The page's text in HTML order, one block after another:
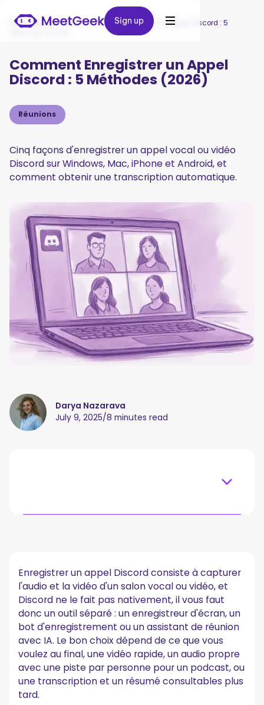
Sign up
Sign up
MeetGeek / Blog / Comment Enregistrer un Appel Discord : 5
Comment Enregistrer un Appel
Discord : 5 Méthodes (2026)
Réunions
Cinq façons d'enregistrer un appel vocal ou vidéo
Discord sur Windows, Mac, iPhone et Android, et
comment obtenir une transcription automatique.
Darya Nazarava
July 9, 2025/8 minutes read
Comment Enregistrer un Appel Discord sur Mac
(QuickTime Player)
Comment Enregistrer un Appel Discord sur iPhone
Comment Enregistrer un Appel Discord sur Android
Enregistrez un Appel Discord avec Transcription
Automatique (MeetGeek)
Comment Enregistrer Uniquement l'Audio Discord
Enregistrer un appel Discord consiste à capturer
l'audio et la vidéo d'un salon vocal ou vidéo, et
Discord ne le fait pas nativement, il vous faut
donc un outil séparé : un enregistreur d'écran, un
bot d'enregistrement ou un assistant de réunion
avec IA. Le bon choix dépend de ce que vous
voulez au final, une vidéo rapide, un audio propre
avec une piste par personne pour un podcast, ou
une transcription et un résumé consultables plus
tard.